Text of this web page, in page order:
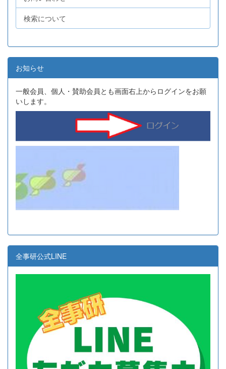
検索について
お知らせ
一般会員、個人・賛助会員とも画面右上からログインをお願
いします。
全事研公式LINE